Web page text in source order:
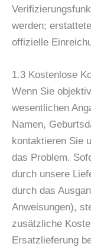
werden;
offizielle
1.3 Kostenlose
Wenn Sie
wesentlichen
Namen,
kontaktieren Sie
das Problem.
durch unsere
durch das
Anweisungen),
zusätzliche
Ersatzlieferung